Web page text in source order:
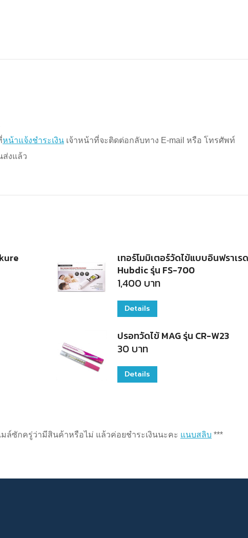
หน้าแจ้งชำระเงิน เจ้าหน้าที่จะติดต่อกลับทาง E-mail หรือ โทรศัพท์
ส่งแล้ว
เทอร์โมมิเตอร์วัดไข้แบบอินฟราเรด
Hubdic รุ่น FS-700
1,400 บาท
Details
ปรอทวัดไข้ MAG รุ่น CR-W23
30 บาท
Details
ซักครู่ว่ามีสินค้าหรือไม่ แล้วค่อยชำระเงินนะคะ แนบสลิบ ***